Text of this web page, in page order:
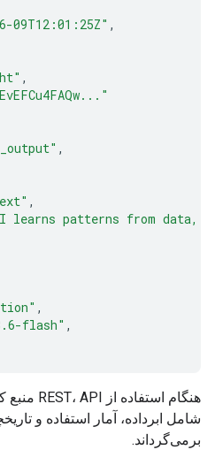
09T12:01:25Z"
"EvEFCu4FAQw..."
learns patterns from data,
3.6-flash"
هنگام استفاده از REST، API منبع کامل
شامل ابرداده، آمار استفاده و
برمی‌گرداند.